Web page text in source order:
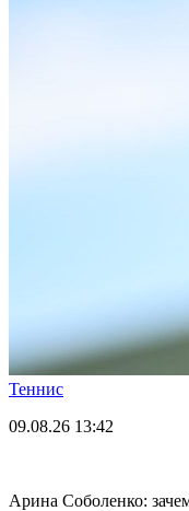
Теннис
09.08.26 13:42
Арина Соболенко: